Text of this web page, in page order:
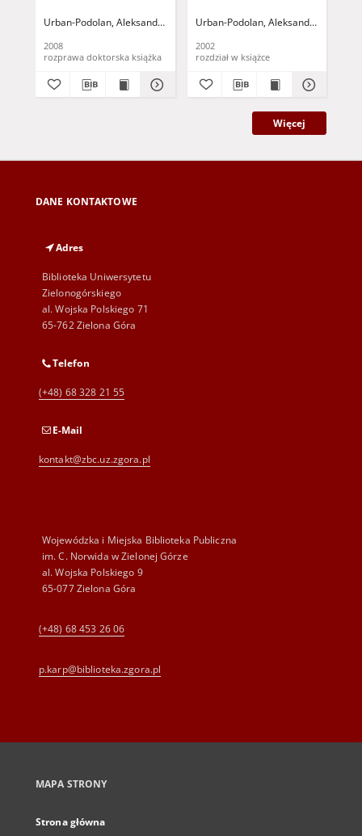
Urban-Podolan, Aleksandra (1974- )
2008
rozprawa doktorska książka
Urban-Podolan, Aleksandra (1974- )
2002
rozdział w książce
Więcej
DANE KONTAKTOWE
Adres
Biblioteka Uniwersytetu
Zielonogórskiego
al. Wojska Polskiego 71
65-762 Zielona Góra
Telefon
(+48) 68 328 21 55
E-Mail
kontakt@zbc.uz.zgora.pl
Wojewódzka i Miejska Biblioteka Publiczna
im. C. Norwida w Zielonej Górze
al. Wojska Polskiego 9
65-077 Zielona Góra
(+48) 68 453 26 06
p.karp@biblioteka.zgora.pl
MAPA STRONY
Strona główna